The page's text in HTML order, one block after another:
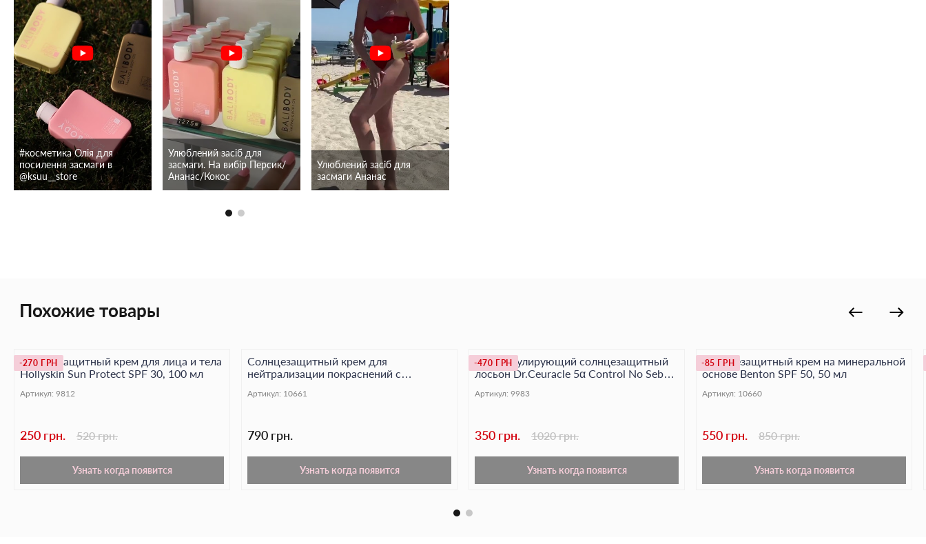
#косметика Олія для
посилення засмаги в
@ksuu__store
Улюблений засіб для
засмаги. На вибір Персик/
Ананас/Кокос
Улюблений засіб для
засмаги Ананас
Похожие товары
-270 ГРН
Солнцезащитный крем для лица и тела
Hollyskin Sun Protect SPF 30, 100 мл
Артикул: 9812
250 грн. 520 грн.
Узнать когда появится
Солнцезащитный крем для
нейтрализации покраснений с
50 мл
Артикул: 10661
790 грн.
Узнать когда появится
-470 ГРН
Себорегулирующий солнцезащитный
лосьон Dr.Ceuracle 5α Control No Sebum
Артикул: 9983
350 грн. 1020 грн.
Узнать когда появится
-85 ГРН
Солнцезащитный крем на минеральной
основе Benton SPF 50, 50 мл
Артикул: 10660
550 грн. 850 грн.
Узнать когда появится